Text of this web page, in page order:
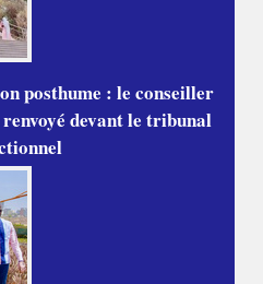
posthume : le conseiller
devant le tribunal